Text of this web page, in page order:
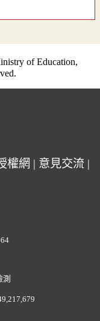
of Education,
權網 | 意見交流 |